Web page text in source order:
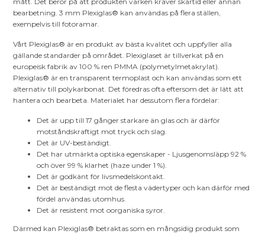
bearbetning. 3 mm Plexiglas® kan användas på flera ställen,
exempelvis till fotoramar.
Vårt Plexiglas® är en produkt av bästa kvalitet och uppfyller alla
gällande standarder på området. Plexiglaset är tillverkat på en
europeisk fabrik av 100 % ren PMMA (polymetylmetakrylat).
Plexiglas® är en transparent termoplast och kan användas som ett
alternativ till polykarbonat. Det föredras ofta eftersom det är lätt att
hantera och bearbeta. Materialet har dessutom flera fördelar:
Det är upp till 17 gånger starkare än glas och är därför
motståndskraftigt mot tryck och slag.
Det är UV-beständigt.
Det har utmärkta optiska egenskaper - Ljusgenomsläpp 92 %
och över 99 % klarhet (haze under 1 %).
Det är godkänt för livsmedelskontakt.
Det är beständigt mot de flesta vädertyper och kan därför med
fördel användas utomhus.
Det är resistent mot oorganiska syror.
Därmed kan Plexiglas® betraktas som en mångsidig produkt som